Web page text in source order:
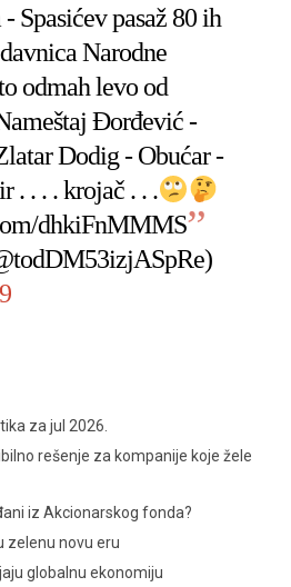
Spasićev pasaž 80 ih
Narodne
odmah levo od
Đorđević -
Dodig - Obućar -
. . . . krojač . . .
dhkiFnMMMS
za jul 2026.
rešenje za kompanije koje žele
iz Akcionarskog fonda?
zelenu novu eru
globalnu ekonomiju